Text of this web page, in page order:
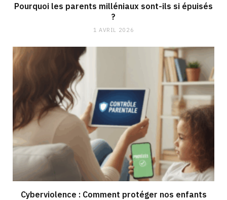
Pourquoi les parents milléniaux sont-ils si épuisés
?
1 AVRIL 2026
Cyberviolence : Comment protéger nos enfants